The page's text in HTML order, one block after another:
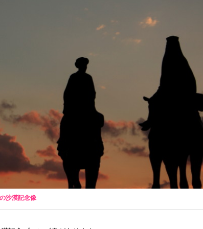
沙漠記念像